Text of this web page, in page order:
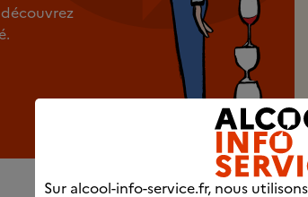
Sur alcool-info-service.fr, nous